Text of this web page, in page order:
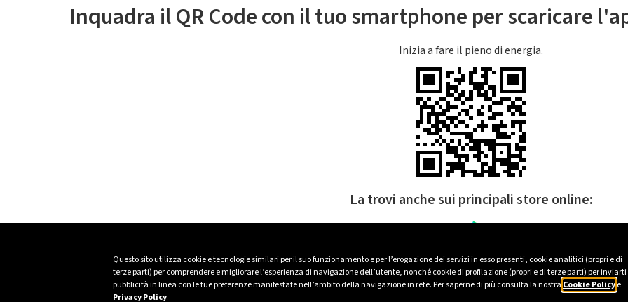
Questo sito utilizza cookie e tecnologie similari per il suo funzionamento e per l’erogazione dei servizi in esso presenti, cookie analitici (propri e di
terze parti) per comprendere e migliorare l’esperienza di navigazione dell’utente, nonché cookie di profilazione (propri e di terze parti) per inviarti
pubblicità in linea con le tue preferenze manifestate nell’ambito della navigazione in rete. Per saperne di più consulta la nostra Cookie Policye
Privacy Policy.
Inquadra il QR Code con il tuo smartphone per scaricare
Inizia a fare il pieno di energia.
La trovi anche sui principali store online: